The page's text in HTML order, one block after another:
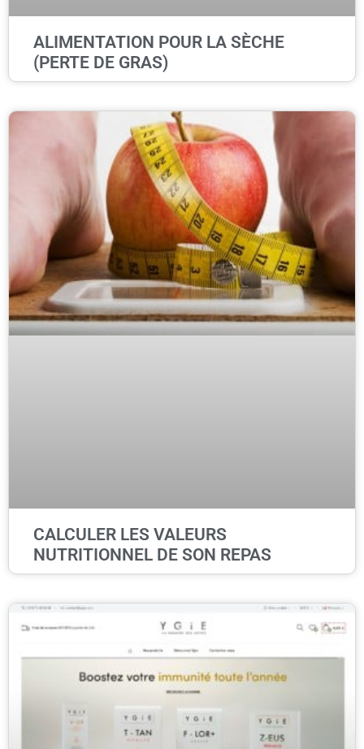
ALIMENTATION POUR LA SÈCHE
(PERTE DE GRAS)
CALCULER LES VALEURS
NUTRITIONNEL DE SON REPAS